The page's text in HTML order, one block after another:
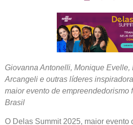
Giovanna Antonelli, Monique Evelle,
Arcangeli e outras líderes
maior evento de empreendedorismo
Brasil
O Delas Summit 2025, maior evento